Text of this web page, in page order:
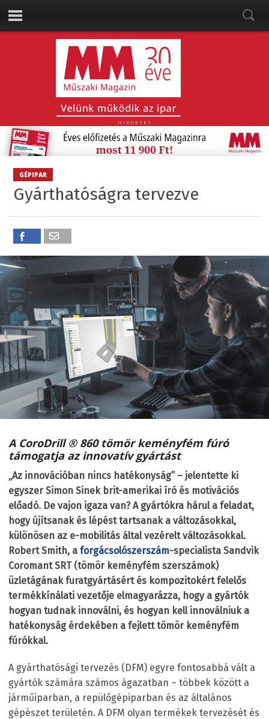
HIRDETÉS
GÉPIPAR
Gyárthatóságra tervezve
A CoroDrill®860 tömör keményfém fúró
támogatja az innovatív gyártást
„Az innovációban nincs hatékonyság” – jelentette ki
egyszer Simon Sinek brit-amerikai író és motivációs
előadó. De vajon igaza van? A gyártókra hárul a feladat,
hogy újítsanak és lépést tartsanak a változásokkal,
különösen az e-mobilitás által vezérelt változásokkal.
Robert Smith, a forgácsolószerszám-specialista Sandvik
Coromant SRT (tömör keményfém szerszámok)
üzletágának furatgyártásért és kompozitokért felelős
termékkínálati vezetője elmagyarázza, hogy a gyártók
hogyan tudnak innoválni, és hogyan kell innoválniuk a
hatékonyság érdekében a fejlett tömör keményfém
fúrókkal.
A gyárthatósági tervezés (DFM) egyre fontosabbá vált a
gyártók számára számos ágazatban – többek között a
járműiparban, a repülőgépiparban és az általános
gépészet területén. A DFM olyan termékek tervezését és